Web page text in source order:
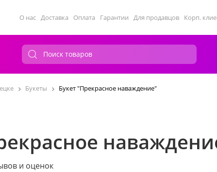
О нас Доставка Оплата Гарантии Для продавцов Корп.
Букеты Букет "Прекрасное наваждение"
и оценок